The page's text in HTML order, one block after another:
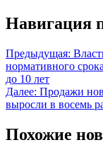
Навигация
Предыдущая:
нормативного
до 10 лет
Далее: Продажи
выросли в восемь
Похожие